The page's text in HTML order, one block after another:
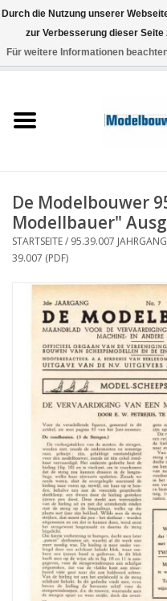
Schiffe
Holzbau
Landschaft
Maschinen
Dokumentation
Zeitschriften
Neue Zeichnungen
NEUE ZEITSCHRIFTEN
ABONNEMENT DER
MODELLBAUER
Baubeschreibungen
De Modelbouwer
Modellbauer"
STARTSEITE/ 95.39.007
39.007 (PDF)
Durch die Nutzung unserer
zur Verbesserung dieser Seite
Für weitere Informationen